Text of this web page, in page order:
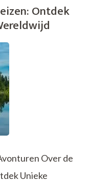
Ontdek
Over de
Unieke